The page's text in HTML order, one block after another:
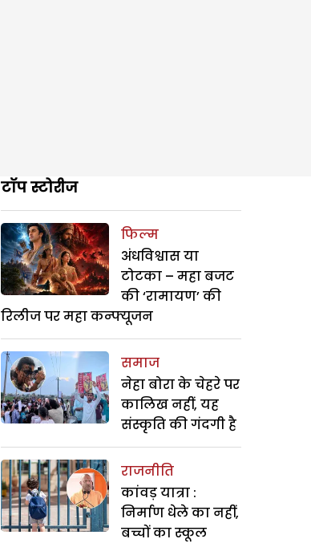
टॉप स्टोरीज
फिल्म
अंधविश्वास या
टोटका – महा बजट
की ‘रामायण’ की
रिलीज पर महा कन्फ्यूजन
समाज
नेहा बोरा के चेहरे पर
कालिख नहीं, यह
संस्कृति की गंदगी है
राजनीति
कांवड़ यात्रा :
निर्माण धेले का नहीं,
बच्चों का स्कूल